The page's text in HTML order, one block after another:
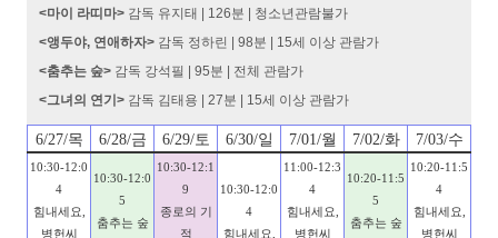
<마이 라띠마> 감독 유지태 | 126분 | 청소년관람불가
<앵두야, 연애하자> 감독 정하린 | 98분 | 15세 이상 관람가
<춤추는 숲> 감독 강석필 | 95분 | 전체 관람가
<그녀의 연기> 감독 김태용 | 27분 | 15세 이상 관람가
6/27/목 6/28/금 6/29/토 6/30/일 7/01/월 7/02/화 7/03/수
10:30-12:0
4
힘내세요,
병헌씨
10:30-12:0
5
춤추는 숲
10:30-12:1
9
종로의 기
적
10:30-12:0
4
힘내세요,
11:00-12:3
4
힘내세요,
병헌씨
10:20-11:5
5
춤추는 숲
10:20-11:5
4
힘내세요,
병헌씨